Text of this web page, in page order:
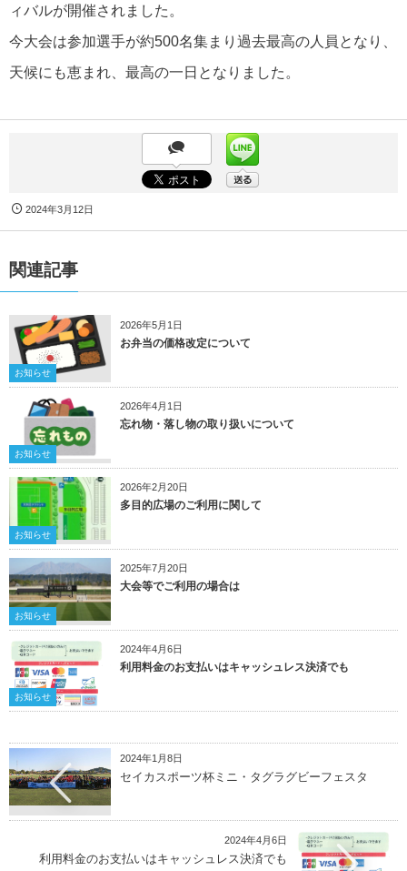
ィバルが開催されました。
今大会は参加選手が約500名集まり過去最高の人員となり、
天候にも恵まれ、最高の一日となりました。
2024年3月12日
関連記事
2026年5月1日
お知らせ
お弁当の価格改定について
2026年4月1日
お知らせ
忘れ物・落し物の取り扱いについて
2026年2月20日
お知らせ
多目的広場のご利用に関して
2025年7月20日
お知らせ
大会等でご利用の場合は
2024年4月6日
お知らせ
利用料金のお支払いはキャッシュレス決済でも
2024年1月8日
セイカスポーツ杯ミニ・タグラグビーフェスタ
2024年4月6日
利用料金のお支払いはキャッシュレス決済でも